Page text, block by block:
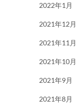
2022年1月
2021年12月
2021年11月
2021年10月
2021年9月
2021年8月